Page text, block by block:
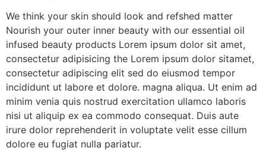
We think your skin should look and refshed matter
Nourish your outer inner beauty with our essential oil
infused beauty products Lorem ipsum dolor sit amet,
consectetur adipisicing the Lorem ipsum dolor sitamet,
consectetur adipiscing elit sed do eiusmod tempor
incididunt ut labore et dolore. magna aliqua. Ut enim ad
minim venia quis nostrud exercitation ullamco laboris
nisi ut aliquip ex ea commodo consequat. Duis aute
irure dolor reprehenderit in voluptate velit esse cillum
dolore eu fugiat nulla pariatur.